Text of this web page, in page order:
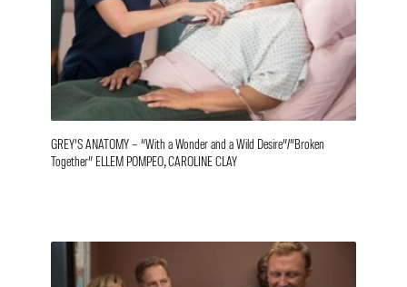
GREY’S ANATOMY – “With a Wonder and a Wild Desire”/”Broken
Together” ELLEM POMPEO, CAROLINE CLAY